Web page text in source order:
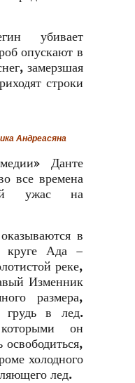
убивает
опускают в
замерзшая
строки
Андреасяна
Данте
все времена
ужас на
в
круге Ада –
реке,
Изменник
размера,
грудь в лед.
он
холодного
лед.